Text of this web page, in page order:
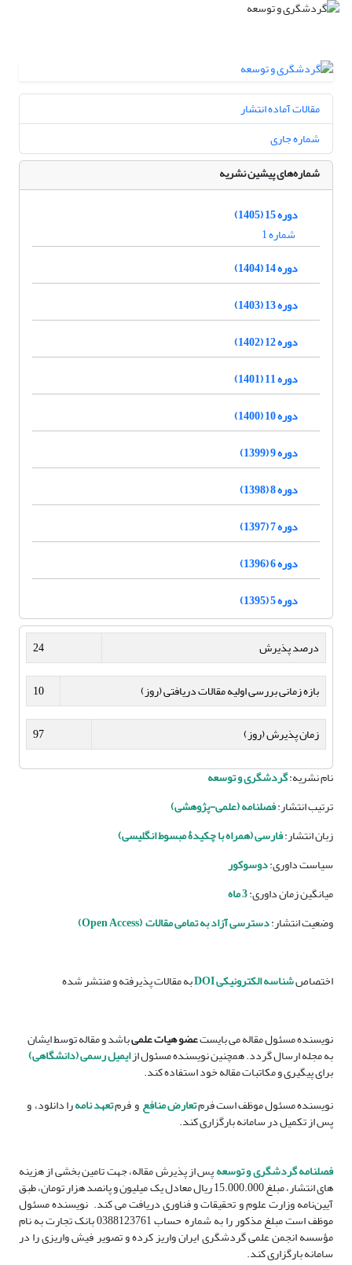
مقالات آماده انتشار
شماره جاری
شماره‌های پیشین نشریه
دوره 15 (1405)
شماره 1
دوره 14 (1404)
دوره 13 (1403)
دوره 12 (1402)
دوره 11 (1401)
دوره 10 (1400)
دوره 9 (1399)
دوره 8 (1398)
دوره 7 (1397)
دوره 6 (1396)
دوره 5 (1395)
درصد پذیرش 24
بازه زمانی بررسی اولیه مقالات دریافتی (روز) 10
زمان پذیرش (روز) 97
نام نشریه:گردشگری و توسعه
ترتیب انتشار:فصلنامه (علمی-پژوهشی)
زبان انتشار:فارسی (همراه با چکیدۀ مبسوط انگلیسی)
سیاست داوری:دوسوکور
میانگین زمان داوری:3 ماه
وضعیت انتشار:دسترسی آزاد به تمامی مقالات (Open Access)
اختصاصشناسه الکترونیکی DOI به مقالات پذیرفته و منتشر شده
نویسنده مسئول مقاله می بایستعضو هیات علمیباشد و مقاله توسط ایشان
به مجله ارسال گردد. همچنین نویسنده مسئول ازایمیل رسمی (دانشگاهی)
برای پیگیری و مکاتبات مقاله خود استفاده کند.
نویسنده مسئول موظف است فرمتعارض منافعو فرمتعهد نامهرا دانلود، و
پس از تکمیل در سامانه بارگزاری کند.
فصلنامه گردشگری و توسعهپس از پذیرش مقاله، جهت تامین بخشی از هزینه
های انتشار، مبلغ 15.000.000 ریال معادل یک میلیون و پانصد هزار تومان، طبق
آیین‌نامه وزارت علوم و تحقیقات و فناوری دریافت می کند. نویسنده مسئول
موظف است مبلغ مذکور را به شماره حساب 0388123761 بانک تجارت به نام
مؤسسه انجمن علمی گردشگری ایران واریز کرده و تصویر فیش واریزی را در
سامانه بارگزاری کند.